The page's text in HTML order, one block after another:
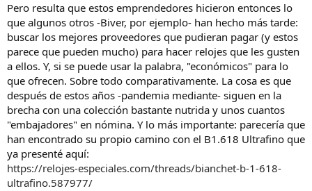
Pero resulta que estos emprendedores hicieron entonces lo
que algunos otros -Biver, por ejemplo- han hecho más tarde:
buscar los mejores proveedores que pudieran pagar (y estos
parece que pueden mucho) para hacer relojes que les gusten
a ellos. Y, si se puede usar la palabra, "económicos" para lo
que ofrecen. Sobre todo comparativamente. La cosa es que
después de estos años -pandemia mediante- siguen en la
brecha con una colección bastante nutrida y unos cuantos
"embajadores" en nómina. Y lo más importante: parecería que
han encontrado su propio camino con el B1.618 Ultrafino que
ya presenté aquí:
https://relojes-especiales.com/threads/bianchet-b-1-618-
ultrafino.587977/